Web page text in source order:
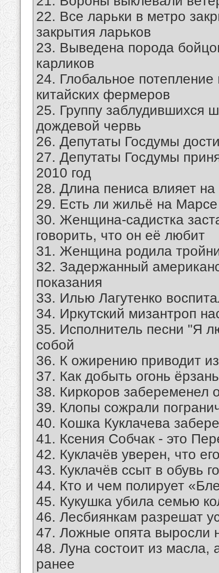
22. Все ларьки в метро
закрытия ларьков
23. Выведена порода
карликов
24. Глобальное
китайских фермеров
25. Группу заблудившихся
дождевой червь
26. Депутаты Госдумы
27. Депутаты Госдумы
2010 год
28. Длина пениса влияет на
29. Есть ли жильё на Марсе
30. Женщина-садистка
говорить, что он её любит
31. Женщина родила
32. Задержанный
показания
33. Илью Лагутенко
34. Иркутский мизантроп
35. Исполнитель песни "Я
собой
36. К ожирению приводит
37. Как добыть огонь
38. Киркоров забеременел
39. Клопы сожрали
40. Кошка Куклачева
41. Ксения Собчак - это
42. Куклачёв уверен, что
43. Куклачёв ссыт в обувь
44. Кто и чем полирует
45. Кукушка убила семью
46. Лесбиянкам разрешат
47. Ложные опята выросли
48. Луна состоит из масла,
ранее